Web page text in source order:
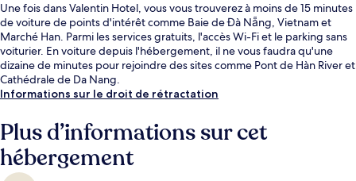
Une fois dans Valentin Hotel, vous vous trouverez à moins de 15 minutes
de voiture de points d'intérêt comme Baie de Đà Nẵng, Vietnam et
Marché Han. Parmi les services gratuits, l'accès Wi-Fi et le parking sans
voiturier. En voiture depuis l'hébergement, il ne vous faudra qu'une
dizaine de minutes pour rejoindre des sites comme Pont de Hàn River et
Cathédrale de Da Nang.
Informations sur le droit de rétractation
Plus d’informations sur cet
hébergement